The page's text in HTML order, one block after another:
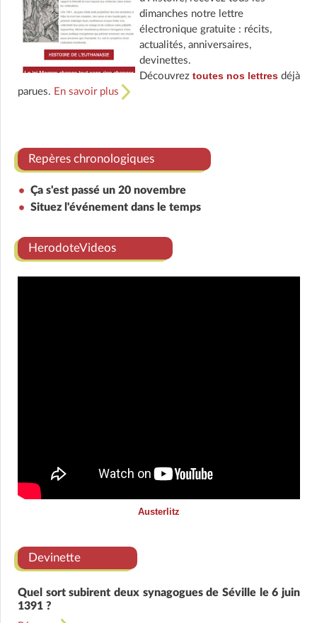
dimanches notre lettre
électronique gratuite : récits,
actualités, anniversaires,
devinettes.
Découvrez toutes nos lettresdéjà
parues. En savoir plus
Repères chronologiques
Ça s'est passé un 20 novembre
Situez l'événement dans le temps
HerodoteVideos
Austerlitz
Devinette
Quel sort subirent deux synagogues de Séville le 6 juin
1391 ?